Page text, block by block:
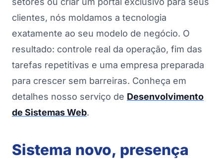
clientes, nós moldamos a tecnologia
exatamente ao seu modelo de negócio. O
resultado: controle real da operação, fim das
tarefas repetitivas e uma empresa preparada
para crescer sem barreiras. Conheça em
detalhes nosso serviço de Desenvolvimento
de Sistemas Web.
Sistema novo, presença